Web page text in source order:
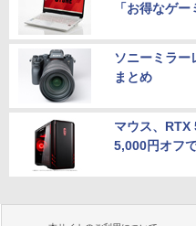
「お得なゲー
ソニーミラー
まとめ
マウス、RTX
5,000円オフ